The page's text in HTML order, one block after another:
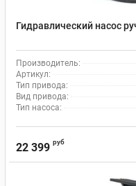
Гидравлический насос
Производитель:
Артикул:
Тип привода:
Вид привода:
Тип насоса:
22 399 руб